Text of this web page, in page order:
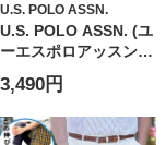
U.S. POLO ASSN.
U.S. POLO ASSN. (ユ
ーエスポロアッスン)
ショートパンツ 接触
冷感 ワンポイント ハ
ーフパンツ ボトムス
半ズボン シンプル ベ
3,490円